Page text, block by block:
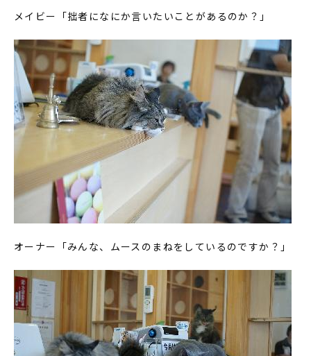
メイビー「拙者になにか言いたいことがあるのか？」
オーナー「みんな、ムースのまねをしているのですか？」